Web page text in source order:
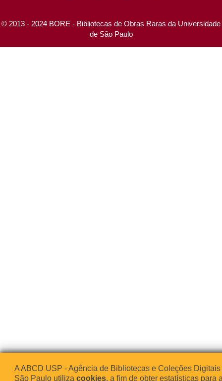
© 2013 - 2024 BORE - Bibliotecas de Obras Raras da Universidade
de São Paulo
A ABCD USP - Agência de Bibliotecas e Coleções
São Paulo utiliza cookies, a fim de obter estatísticas para